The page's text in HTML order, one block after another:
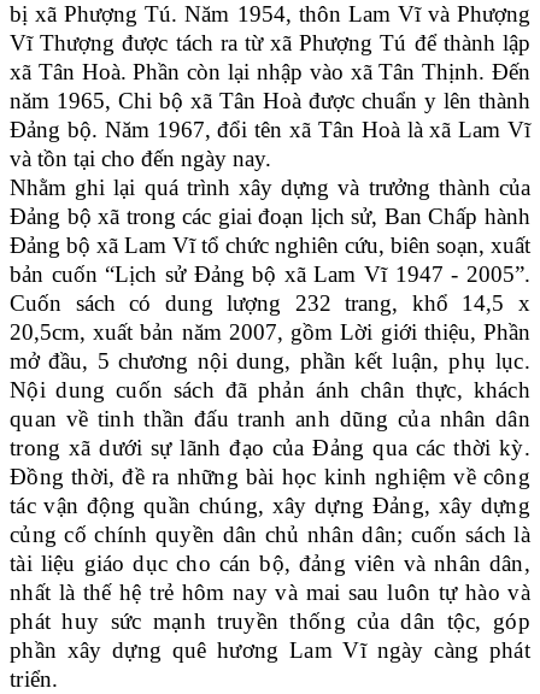
bị xã Phượng Tú. Năm 1954, thôn Lam Vĩ và Phượng
Vĩ Thượng được tách ra từ xã Phượng Tú để thành lập
xã Tân Hoà. Phần còn lại nhập vào xã Tân Thịnh. Đến
năm 1965, Chi bộ xã Tân Hoà được chuẩn y lên thành
Đảng bộ. Năm 1967, đổi tên xã Tân Hoà là xã Lam Vĩ
và tồn tại cho đến ngày nay.
Nhằm ghi lại quá trình xây dựng và trưởng thành của
Đảng bộ xã trong các giai đoạn lịch sử, Ban Chấp hành
Đảng bộ xã Lam Vĩ tổ chức nghiên cứu, biên soạn, xuất
bản cuốn “Lịch sử Đảng bộ xã Lam Vĩ 1947 - 2005”.
Cuốn sách có dung lượng 232 trang, khổ 14,5 x
20,5cm, xuất bản năm 2007, gồm Lời giới thiệu, Phần
mở đầu, 5 chương nội dung, phần kết luận, phụ lục.
Nội dung cuốn sách đã phản ánh chân thực, khách
quan về tinh thần đấu tranh anh dũng của nhân dân
trong xã dưới sự lãnh đạo của Đảng qua các thời kỳ.
Đồng thời, đề ra những bài học kinh nghiệm về công
tác vận động quần chúng, xây dựng Đảng, xây dựng
củng cố chính quyền dân chủ nhân dân; cuốn sách là
tài liệu giáo dục cho cán bộ, đảng viên và nhân dân,
nhất là thế hệ trẻ hôm nay và mai sau luôn tự hào và
phát huy sức mạnh truyền thống của dân tộc, góp
phần xây dựng quê hương Lam Vĩ ngày càng phát
triển.